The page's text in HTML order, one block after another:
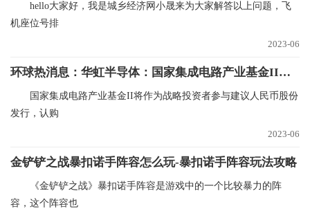
hello大家好，我是城乡经济网小晟来为大家解答以上问题，飞
机座位号排
2023-06
环球热消息：华虹半导体：国家集成电路产业基金II将认购不超过30亿元的人民币股份
国家集成电路产业基金II将作为战略投资者参与建议人民币股份
发行，认购
2023-06
金铲铲之战暴扣诺手阵容怎么玩-暴扣诺手阵容玩法攻略
《金铲铲之战》暴扣诺手阵容是游戏中的一个比较暴力的阵
容，这个阵容也